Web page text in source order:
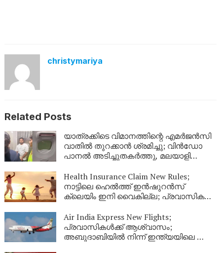
christymariya
Related Posts
യാത്രക്കിടെ വിമാനത്തിന്റെ എമർജൻസി
വാതിൽ തുറക്കാൻ ശ്രമിച്ചു; വിൻഡോ
പാനൽ അടിച്ചുതകർത്തു, മലയാളി
Health Insurance Claim New Rules;
നാട്ടിലെ ഹെൽത്ത് ഇൻഷുറൻസ്
ക്ലെയിം ഇനി വൈകില്ല; പ്രവാസികൾ
നിയമങ്ങൾ!
Air India Express New Flights;
പ്രവാസികൾക്ക് ആശ്വാസം;
അബുദാബിയിൽ നിന്ന് ഇന്ത്യയിലെ ഈ